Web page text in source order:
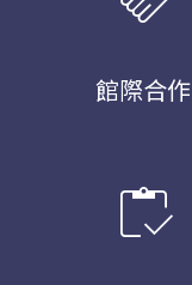
館際合作
inventory